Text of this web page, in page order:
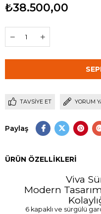
₺38.500,00
TAVSIYE ET YORUM
Paylaş
ÜRÜN ÖZELLIKLERI
Viva
Modern
6 kapaklı ve sürgülü